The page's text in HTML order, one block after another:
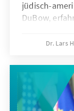
jüdisch-
DuBow,
verbunden
bestand.
Programm
Jahrzehnte
Dr. Lars